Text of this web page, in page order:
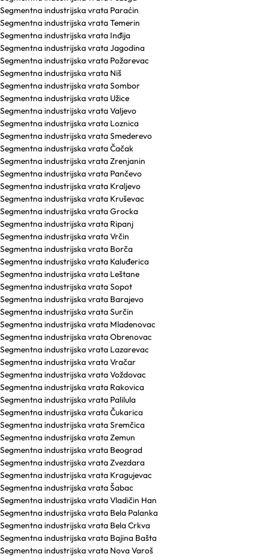
Segmentna industrijska vrata Paraćin
Segmentna industrijska vrata Temerin
Segmentna industrijska vrata Inđija
Segmentna industrijska vrata Jagodina
Segmentna industrijska vrata Požarevac
Segmentna industrijska vrata Niš
Segmentna industrijska vrata Sombor
Segmentna industrijska vrata Užice
Segmentna industrijska vrata Valjevo
Segmentna industrijska vrata Loznica
Segmentna industrijska vrata Smederevo
Segmentna industrijska vrata Čačak
Segmentna industrijska vrata Zrenjanin
Segmentna industrijska vrata Pančevo
Segmentna industrijska vrata Kraljevo
Segmentna industrijska vrata Kruševac
Segmentna industrijska vrata Grocka
Segmentna industrijska vrata Ripanj
Segmentna industrijska vrata Vrčin
Segmentna industrijska vrata Borča
Segmentna industrijska vrata Kaluđerica
Segmentna industrijska vrata Leštane
Segmentna industrijska vrata Sopot
Segmentna industrijska vrata Barajevo
Segmentna industrijska vrata Surčin
Segmentna industrijska vrata Mladenovac
Segmentna industrijska vrata Obrenovac
Segmentna industrijska vrata Lazarevac
Segmentna industrijska vrata Vračar
Segmentna industrijska vrata Voždovac
Segmentna industrijska vrata Rakovica
Segmentna industrijska vrata Palilula
Segmentna industrijska vrata Čukarica
Segmentna industrijska vrata Sremčica
Segmentna industrijska vrata Zemun
Segmentna industrijska vrata Beograd
Segmentna industrijska vrata Zvezdara
Segmentna industrijska vrata Kragujevac
Segmentna industrijska vrata Šabac
Segmentna industrijska vrata Vladičin Han
Segmentna industrijska vrata Bela Palanka
Segmentna industrijska vrata Bela Crkva
Segmentna industrijska vrata Bajina Bašta
Segmentna industrijska vrata Nova Varoš